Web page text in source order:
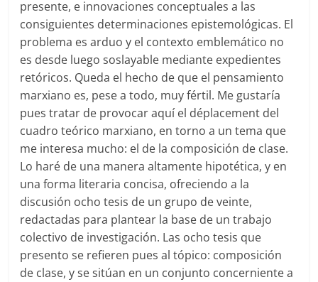
presente, e innovaciones conceptuales a las
consiguientes determinaciones epistemológicas. El
problema es arduo y el contexto emblemático no
es desde luego soslayable mediante expedientes
retóricos. Queda el hecho de que el pensamiento
marxiano es, pese a todo, muy fértil. Me gustaría
pues tratar de provocar aquí el déplacement del
cuadro teórico marxiano, en torno a un tema que
me interesa mucho: el de la composición de clase.
Lo haré de una manera altamente hipotética, y en
una forma literaria concisa, ofreciendo a la
discusión ocho tesis de un grupo de veinte,
redactadas para plantear la base de un trabajo
colectivo de investigación. Las ocho tesis que
presento se refieren pues al tópico: composición
de clase, y se sitúan en un conjunto concerniente a